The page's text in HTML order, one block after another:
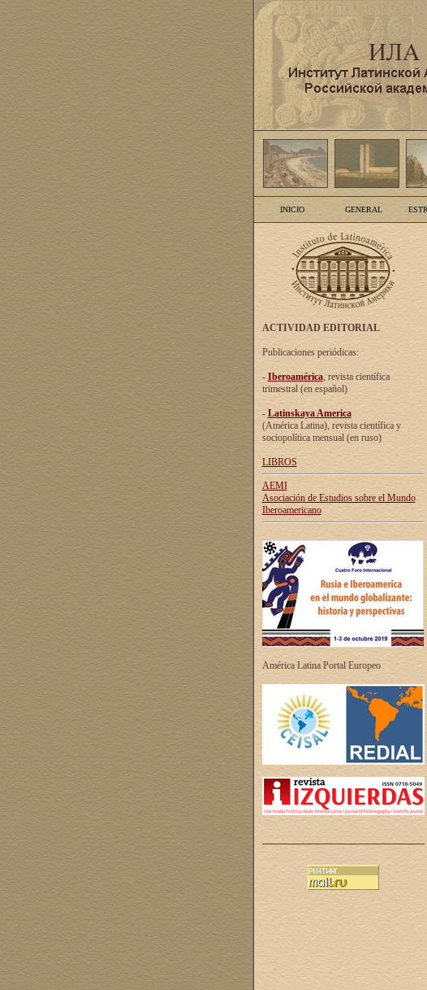
INICIO GENERAL
ACTIVIDAD EDITORIAL
Publicaciones periódicas:
- Iberoamérica, revista científica
trimestral (en español)
- Latinskaya America
(América Latina), revista científica y
sociopolítica mensual (en ruso)
LIBROS
AEMI
Asociación de Estudios sobre el Mundo
Iberoamericano
América Latina Portal Europeo